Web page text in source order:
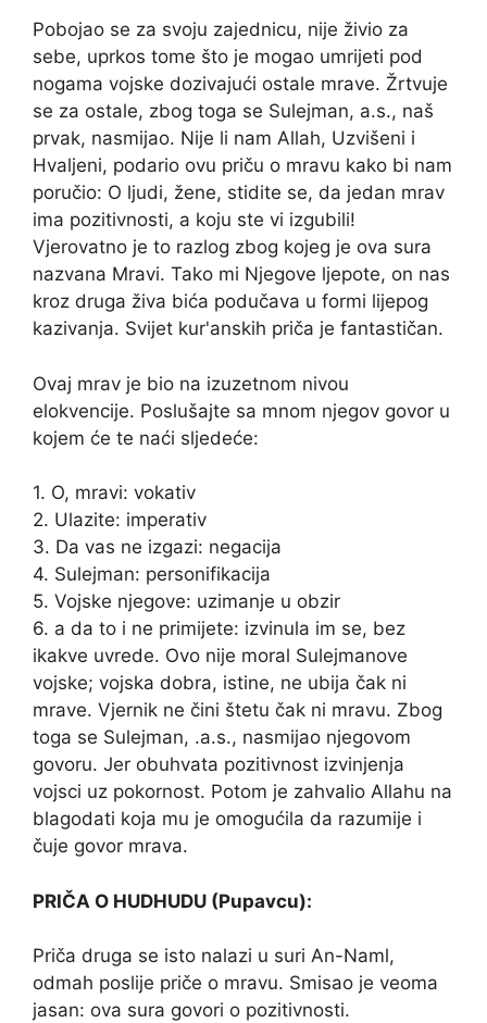
Pobojao se za svoju zajednicu, nije živio za
sebe, uprkos tome što je mogao umrijeti pod
nogama vojske dozivajući ostale mrave. Žrtvuje
se za ostale, zbog toga se Sulejman, a.s., naš
prvak, nasmijao. Nije li nam Allah, Uzvišeni i
Hvaljeni, podario ovu priču o mravu kako bi nam
poručio: O ljudi, žene, stidite se, da jedan mrav
ima pozitivnosti, a koju ste vi izgubili!
Vjerovatno je to razlog zbog kojeg je ova sura
nazvana Mravi. Tako mi Njegove ljepote, on nas
kroz druga živa bića podučava u formi lijepog
kazivanja. Svijet kur'anskih priča je fantastičan.
Ovaj mrav je bio na izuzetnom nivou
elokvencije. Poslušajte sa mnom njegov govor u
kojem će te naći sljedeće:
1. O, mravi: vokativ
2. Ulazite: imperativ
3. Da vas ne izgazi: negacija
4. Sulejman: personifikacija
5. Vojske njegove: uzimanje u obzir
6. a da to i ne primijete: izvinula im se, bez
ikakve uvrede. Ovo nije moral Sulejmanove
vojske; vojska dobra, istine, ne ubija čak ni
mrave. Vjernik ne čini štetu čak ni mravu. Zbog
toga se Sulejman, .a.s., nasmijao njegovom
govoru. Jer obuhvata pozitivnost izvinjenja
vojsci uz pokornost. Potom je zahvalio Allahu na
blagodati koja mu je omogućila da razumije i
čuje govor mrava.
PRIČA O HUDHUDU (Pupavcu):
Priča druga se isto nalazi u suri An-Naml,
odmah poslije priče o mravu. Smisao je veoma
jasan: ova sura govori o pozitivnosti.